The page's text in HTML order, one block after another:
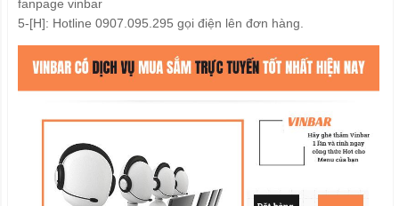
fanpage vinbar
5-[H]: Hotline 0907.095.295 gọi điện lên đơn hàng.